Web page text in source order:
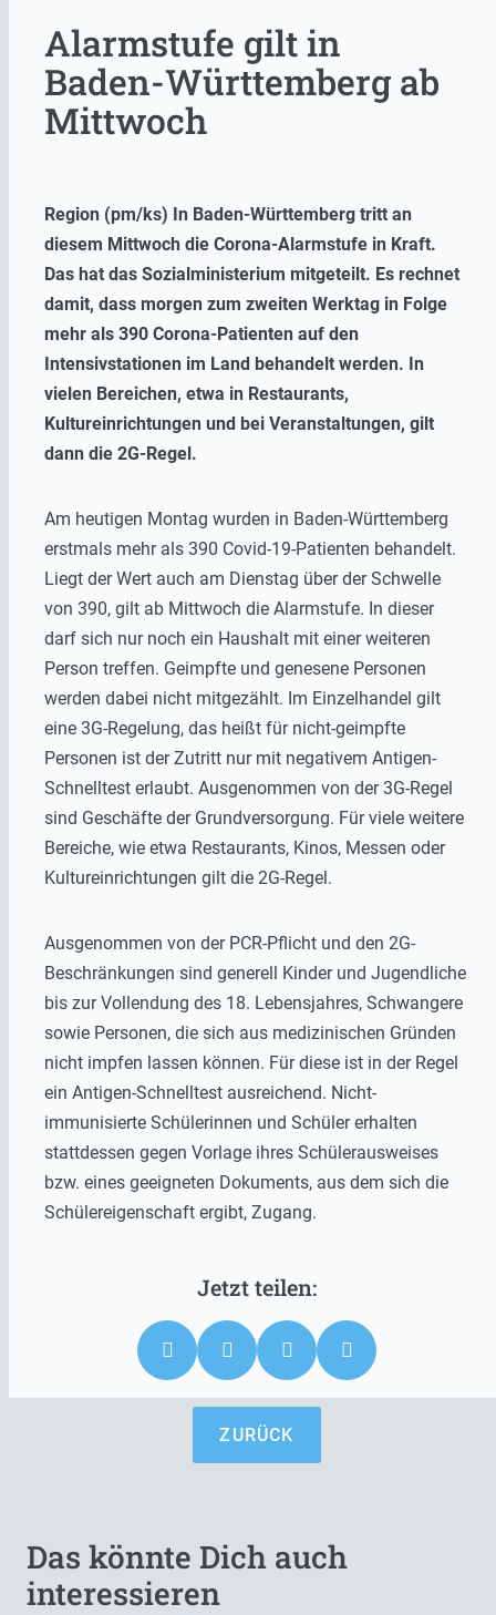
Alarmstufe gilt in
Baden-Württemberg ab
Mittwoch
Region (pm/ks) In Baden-Württemberg tritt an
diesem Mittwoch die Corona-Alarmstufe in Kraft.
Das hat das Sozialministerium mitgeteilt. Es rechnet
damit, dass morgen zum zweiten Werktag in Folge
mehr als 390 Corona-Patienten auf den
Intensivstationen im Land behandelt werden. In
vielen Bereichen, etwa in Restaurants,
Kultureinrichtungen und bei Veranstaltungen, gilt
dann die 2G-Regel.
Am heutigen Montag wurden in Baden-Württemberg
erstmals mehr als 390 Covid-19-Patienten behandelt.
Liegt der Wert auch am Dienstag über der Schwelle
von 390, gilt ab Mittwoch die Alarmstufe. In dieser
darf sich nur noch ein Haushalt mit einer weiteren
Person treffen. Geimpfte und genesene Personen
werden dabei nicht mitgezählt. Im Einzelhandel gilt
eine 3G-Regelung, das heißt für nicht-geimpfte
Personen ist der Zutritt nur mit negativem Antigen-
Schnelltest erlaubt. Ausgenommen von der 3G-Regel
sind Geschäfte der Grundversorgung. Für viele weitere
Bereiche, wie etwa Restaurants, Kinos, Messen oder
Kultureinrichtungen gilt die 2G-Regel.
Ausgenommen von der PCR-Pflicht und den 2G-
Beschränkungen sind generell Kinder und Jugendliche
bis zur Vollendung des 18. Lebensjahres, Schwangere
sowie Personen, die sich aus medizinischen Gründen
nicht impfen lassen können. Für diese ist in der Regel
ein Antigen-Schnelltest ausreichend. Nicht-
immunisierte Schülerinnen und Schüler erhalten
stattdessen gegen Vorlage ihres Schülerausweises
bzw. eines geeigneten Dokuments, aus dem sich die
Schülereigenschaft ergibt, Zugang.
ZURÜCK
Das könnte Dich auch
interessieren